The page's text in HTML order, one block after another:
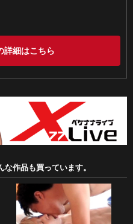
詳細はこちら
作品も買っています。